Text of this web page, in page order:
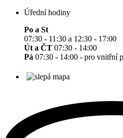
Úřední hodiny
Po a St
07:30 - 11:30 a 12:30 - 17:00
Út a ČT 07:30 - 14:00
Pá 07:30 - 14:00 - pro vnitřní